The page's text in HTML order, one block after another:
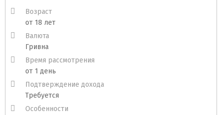
Возраст
от 18 лет
Валюта
Гривна
Время рассмотрения
от 1 день
Подтверждение дохода
Требуется
Особенности